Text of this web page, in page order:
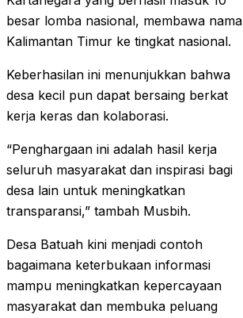
besar lomba nasional, membawa nama
Kalimantan Timur ke tingkat nasional.
Keberhasilan ini menunjukkan bahwa
desa kecil pun dapat bersaing berkat
kerja keras dan kolaborasi.
“Penghargaan ini adalah hasil kerja
seluruh masyarakat dan inspirasi bagi
desa lain untuk meningkatkan
transparansi,” tambah Musbih.
Desa Batuah kini menjadi contoh
bagaimana keterbukaan informasi
mampu meningkatkan kepercayaan
masyarakat dan membuka peluang